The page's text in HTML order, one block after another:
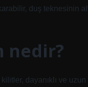
duş teknesinin
nedir?
kilitler, dayanıklı ve